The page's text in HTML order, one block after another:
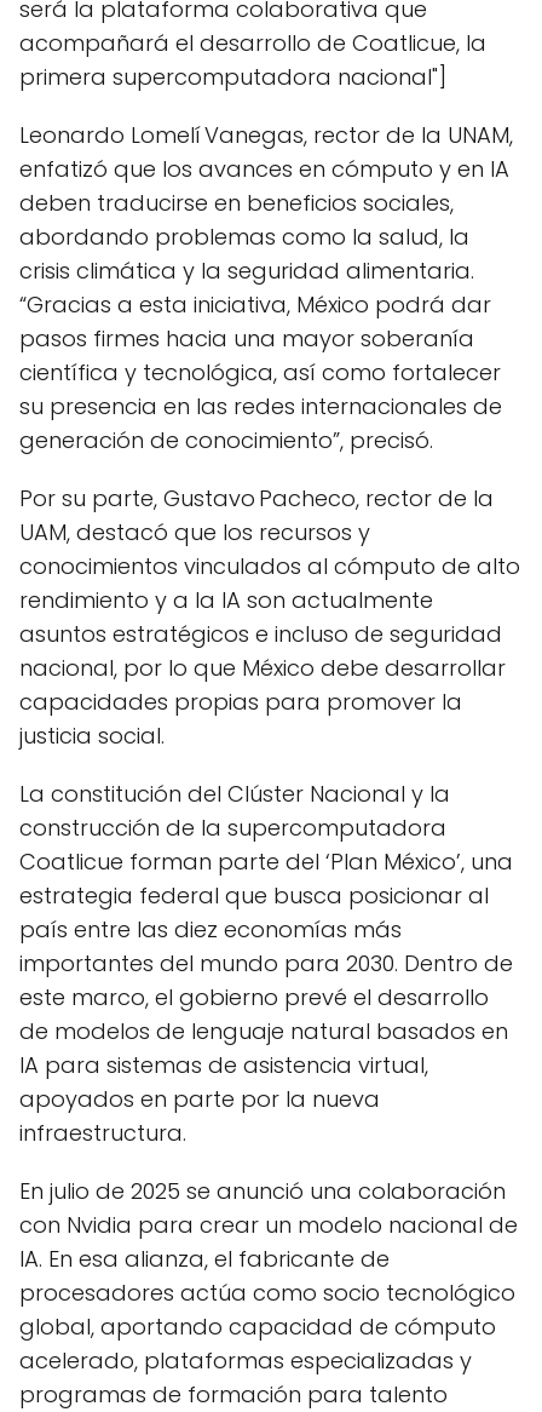
será la plataforma colaborativa que
acompañará el desarrollo de Coatlicue, la
primera supercomputadora nacional"]
Leonardo Lomelí Vanegas, rector de la UNAM,
enfatizó que los avances en cómputo y en IA
deben traducirse en beneficios sociales,
abordando problemas como la salud, la
crisis climática y la seguridad alimentaria.
“Gracias a esta iniciativa, México podrá dar
pasos firmes hacia una mayor soberanía
científica y tecnológica, así como fortalecer
su presencia en las redes internacionales de
generación de conocimiento”, precisó.
Por su parte, Gustavo Pacheco, rector de la
UAM, destacó que los recursos y
conocimientos vinculados al cómputo de alto
rendimiento y a la IA son actualmente
asuntos estratégicos e incluso de seguridad
nacional, por lo que México debe desarrollar
capacidades propias para promover la
justicia social.
La constitución del Clúster Nacional y la
construcción de la supercomputadora
Coatlicue forman parte del ‘Plan México’, una
estrategia federal que busca posicionar al
país entre las diez economías más
importantes del mundo para 2030. Dentro de
este marco, el gobierno prevé el desarrollo
de modelos de lenguaje natural basados en
IA para sistemas de asistencia virtual,
apoyados en parte por la nueva
infraestructura.
En julio de 2025 se anunció una colaboración
con Nvidia para crear un modelo nacional de
IA. En esa alianza, el fabricante de
procesadores actúa como socio tecnológico
global, aportando capacidad de cómputo
acelerado, plataformas especializadas y
programas de formación para talento